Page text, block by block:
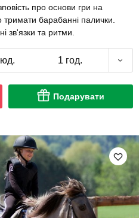
про основи гри на
тримати барабанні палички.
зв'язки та ритми.
1 год.
Подарувати